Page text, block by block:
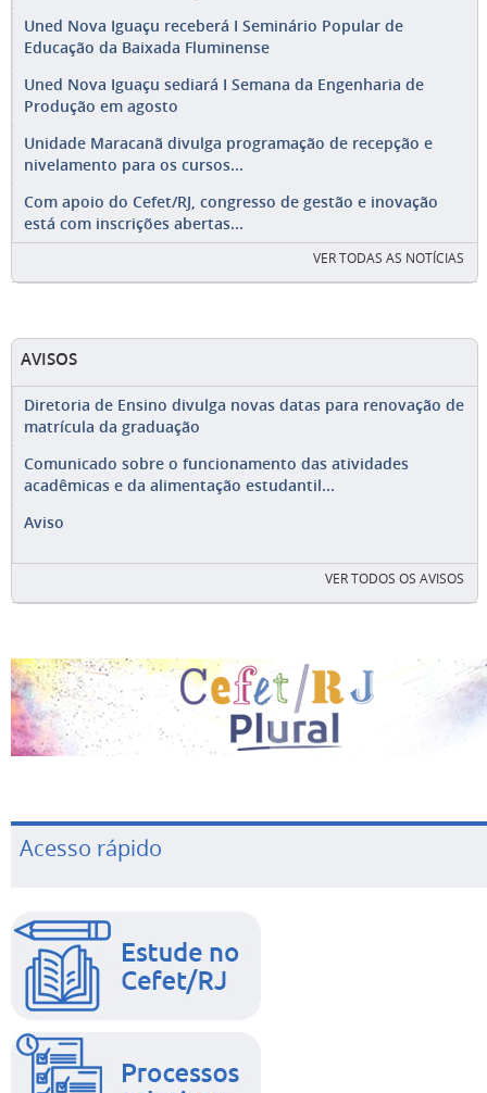
Uned Nova Iguaçu receberá I Seminário Popular de
Educação da Baixada Fluminense
Uned Nova Iguaçu sediará I Semana da Engenharia de
Produção em agosto
Unidade Maracanã divulga programação de recepção e
nivelamento para os cursos...
Com apoio do Cefet/RJ, congresso de gestão e inovação
está com inscrições abertas...
VER TODAS AS NOTÍCIAS
AVISOS
Diretoria de Ensino divulga novas datas para renovação de
matrícula da graduação
Comunicado sobre o funcionamento das atividades
acadêmicas e da alimentação estudantil...
Aviso
VER TODOS OS AVISOS
Acesso rápido